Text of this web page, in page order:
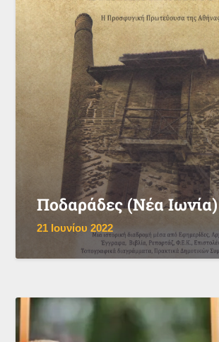
Ποδαράδες (Νέα Ιωνία)
21 Ιουνίου 2022